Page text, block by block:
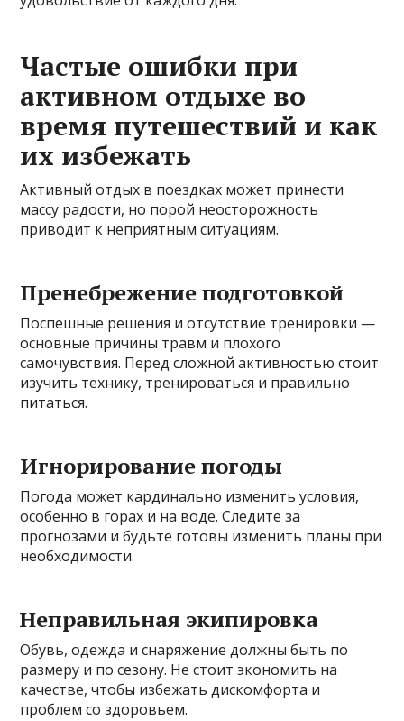
Частые ошибки при
активном отдыхе во
время путешествий и как
их избежать
Активный отдых в поездках может принести
массу радости, но порой неосторожность
приводит к неприятным ситуациям.
Пренебрежение подготовкой
Поспешные решения и отсутствие тренировки —
основные причины травм и плохого
самочувствия. Перед сложной активностью стоит
изучить технику, тренироваться и правильно
питаться.
Игнорирование погоды
Погода может кардинально изменить условия,
особенно в горах и на воде. Следите за
прогнозами и будьте готовы изменить планы при
необходимости.
Неправильная экипировка
Обувь, одежда и снаряжение должны быть по
размеру и по сезону. Не стоит экономить на
качестве, чтобы избежать дискомфорта и
проблем со здоровьем.